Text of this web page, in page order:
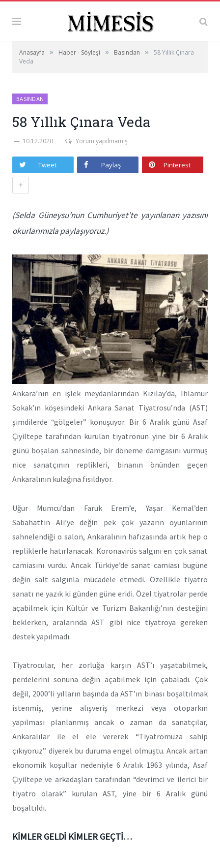
Anasayfa » Haber - Söyleşi » Basından »
58 Yıllık Çınara
Veda
BASINDAN
58 Yıllık Çınara Veda
10.12.2020 Yorum yapılmamış
Tweet Paylaş Pinterest
+
(Selda Güneysu’nun Cumhuriyet’te yayınlanan yazısını
okurlarımızla paylaşıyoruz.)
Ankara’nın en işlek meydanlarından Kızılay’da, Ihlamur
Sokak’ın köşesindeki Ankara Sanat Tiyatrosu’nda (AST)
şimdilerde “gölgeler” konuşuyor. Bir 6 Aralık günü Asaf
Çiyiltepe tarafından kurulan tiyatronun yine bir 6 Aralık
günü boşalan sahnesinde, bir döneme damgasını vurmuş
nice sanatçının replikleri, binanın önünden geçen
Ankaralının kulağına fısıldıyor.
Uğur Mumcu’dan Faruk Erem’e, Yaşar Kemal’den
Sabahattin Ali’ye değin pek çok yazarın oyunlarının
sahnelendiği o salon, Ankaralının hafızasında artık hep o
repliklerle hatırlanacak. Koronavirüs salgını en çok sanat
camiasını vurdu. Ancak Türkiye’de sanat camiası bugüne
değin salt salgınla mücadele etmedi. Özellikle tiyatro
sanatı ne yazık ki günden güne eridi. Özel tiyatrolar perde
açabilmek için Kültür ve Turizm Bakanlığı’nın desteğini
beklerken, aralarında AST gibi nice tiyatroya gereken
destek yapılmadı.
Tiyatrocular, her zorluğa karşın AST’ı yaşatabilmek,
perdelerini sonuna değin açabilmek için çabaladı. Çok
değil, 2000’li yılların başında da AST’ın binası boşaltılmak
istenmiş, yerine alışveriş merkezi veya otoparkın
yapılması planlanmış ancak o zaman da sanatçılar,
Ankaralılar ile el ele vererek “Tiyatromuza sahip
çıkıyoruz” diyerek bu duruma engel olmuştu. Ancak artan
ekonomik koşullar nedeniyle 6 Aralık 1963 yılında, Asaf
Çiyiltepe ve arkadaşları tarafından “devrimci ve ilerici bir
tiyatro olarak” kurulan AST, yine bir 6 Aralık günü
boşaltıldı.
KİMLER GELDİ KİMLER GEÇTİ…